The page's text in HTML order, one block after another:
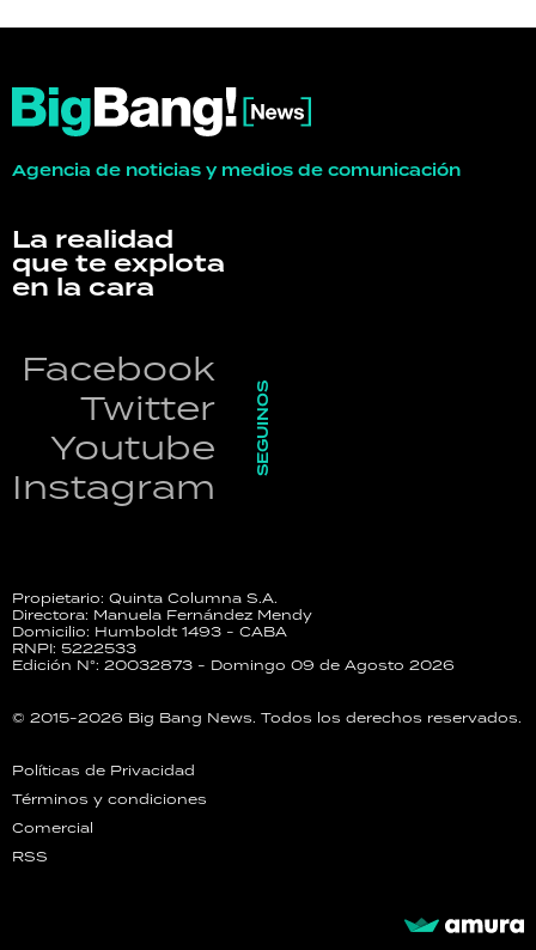
Agencia de noticias y medios de comunicación
La realidad
que te explota
en la cara
Facebook
Twitter
Youtube
Instagram
SEGUINOS
Propietario: Quinta Columna S.A.
Directora: Manuela Fernández Mendy
Domicilio: Humboldt 1493 - CABA
RNPI: 5222533
Edición N°: 20032873 - Domingo 09 de Agosto 2026
© 2015-2026 Big Bang News. Todos los derechos reservados.
Políticas de Privacidad
Términos y condiciones
Comercial
RSS